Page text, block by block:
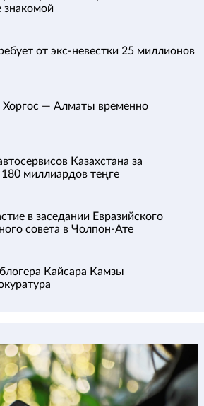
знакомой
от экс-невестки 25 миллионов
Хоргос — Алматы временно
Казахстана за
миллиардов теңге
в заседании Евразийского
совета в Чолпон-Ате
Кайсара Камзы